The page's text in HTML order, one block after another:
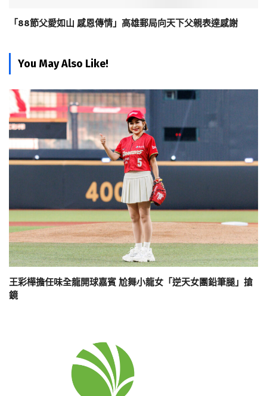
「88節父愛如山 感恩傳情」高雄郵局向天下父親表達感謝
You May Also Like!
王彩樺擔任味全龍開球嘉賓 尬舞小龍女「逆天女團鉛筆腿」搶
鏡